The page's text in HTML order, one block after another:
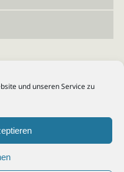
und unseren Service zu